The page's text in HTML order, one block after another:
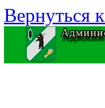
Вернуться